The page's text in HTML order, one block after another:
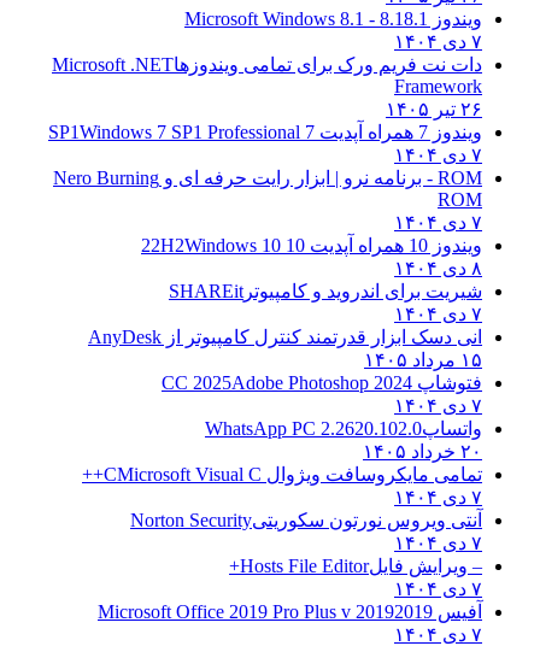
ویندوز 8.1
8.1 - Microsoft Windows 8.1
۷ دی ۱۴۰۴
دات نت فریم ورک برای تمامی ویندوزهاMicrosoft .NET
Framework
۲۶ تیر ۱۴۰۵
ویندوز 7 همراه آپدیت 7 SP1
Windows 7 SP1 Professional
۷ دی ۱۴۰۴
ROM - برنامه نرو | ابزار رایت حرفه ای و
Nero Burning
ROM
۷ دی ۱۴۰۴
ویندوز 10 همراه آپدیت 10 22H2
Windows 10
۸ دی ۱۴۰۴
شیریت برای اندروید و کامپیوتر SHAREit
۷ دی ۱۴۰۴
انی دسک ابزار قدرتمند کنترل کامپیوتر از AnyDesk
۱۵ مرداد ۱۴۰۵
فتوشاپ CC 2025 Adobe Photoshop 2024
۷ دی ۱۴۰۴
واتساپWhatsApp PC 2.2620.102.0
۲۰ خرداد ۱۴۰۵
تمامی مایکروسافت ویژوال C Microsoft Visual C++
۷ دی ۱۴۰۴
آنتی ویروس نورتون سکوریتیNorton Security
۷ دی ۱۴۰۴
– ویرایش فایلHosts File Editor+
۷ دی ۱۴۰۴
آفیس 2019 2019 Microsoft Office 2019 Pro Plus v
۷ دی ۱۴۰۴